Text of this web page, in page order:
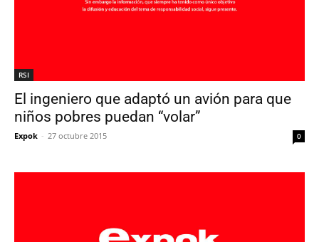
RSI
El ingeniero que adaptó un avión para que
niños pobres puedan “volar”
Expok - 27 octubre 2015 0